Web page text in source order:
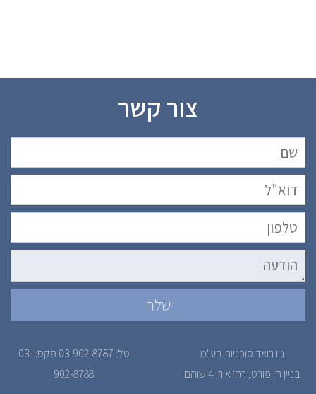
צור קשר
ניו רואד סוכניות בע"מ
בניין הייפורט, רח' אורן 4 שוהם
טל: 03-902-8787 פקס: 03-
902-8788